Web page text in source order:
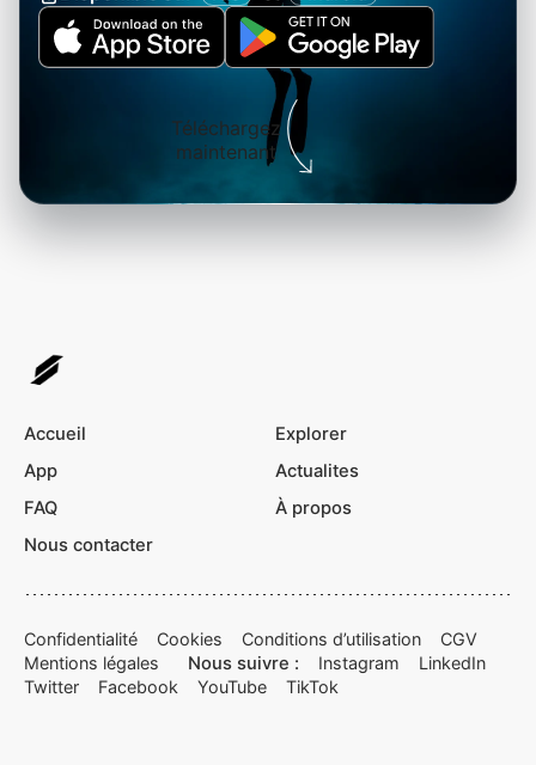
Téléchargez
maintenant
Accueil
Explorer
App
Actualites
FAQ
À propos
Nous contacter
Confidentialité Cookies Conditions d’utilisation
CGV
Mentions légales
Nous suivre : Instagram
LinkedIn
Twitter
Facebook YouTube TikTok